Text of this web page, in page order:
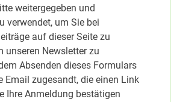
weitergegeben und
verwendet, um Sie bei
auf dieser Seite zu
unseren Newsletter zu
Absenden dieses Formulars
Email zugesandt, die einen Link
Ihre Anmeldung bestätigen